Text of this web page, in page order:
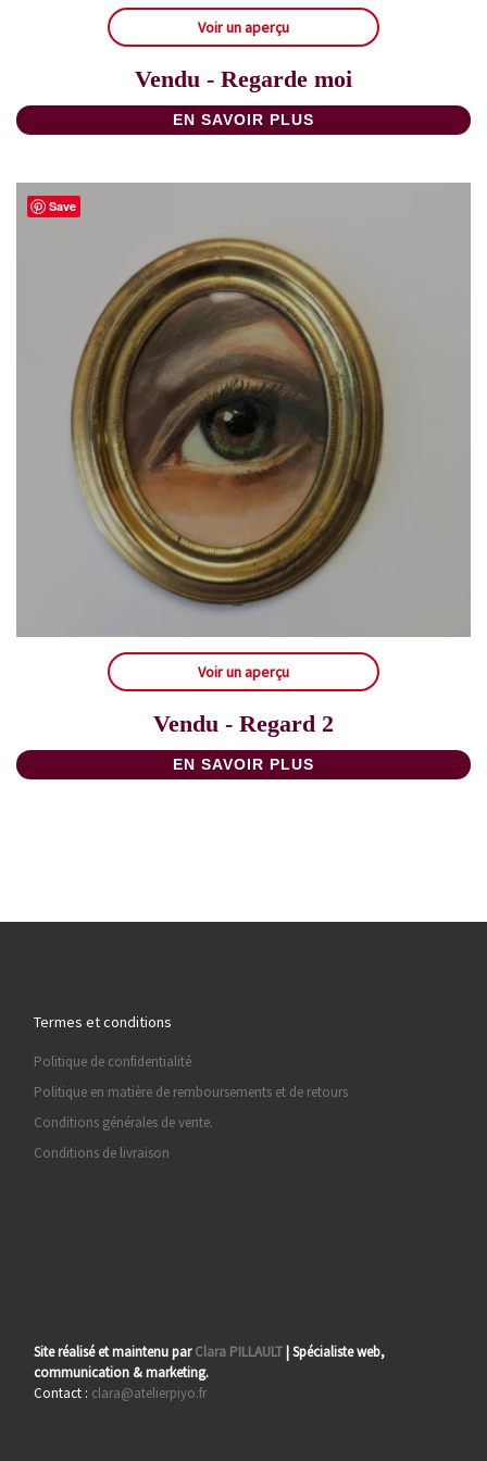
Voir un aperçu
Vendu - Regarde moi
EN SAVOIR PLUS
Save
Voir un aperçu
Vendu - Regard 2
EN SAVOIR PLUS
Termes et conditions
Politique de confidentialité
Politique en matière de remboursements et de retours
Conditions générales de vente.
Conditions de livraison
Site réalisé et maintenu parClara PILLAULT | Spécialiste web,
communication & marketing.
Contact : clara@atelierpiyo.fr